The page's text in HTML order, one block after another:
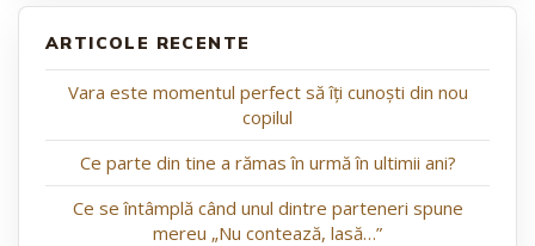
ARTICOLE RECENTE
Vara este momentul perfect să îți cunoști din nou
copilul
Ce parte din tine a rămas în urmă în ultimii ani?
Ce se întâmplă când unul dintre parteneri spune
mereu „Nu contează, lasă…”